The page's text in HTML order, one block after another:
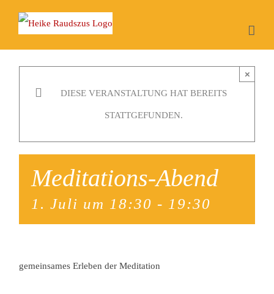
Inhalt
DIESE VERANSTALTUNG HAT BEREITS
STATTGEFUNDEN.
×
Meditations-Abend
1. Juli um 18:30 - 19:30
gemeinsames Erleben der Meditation